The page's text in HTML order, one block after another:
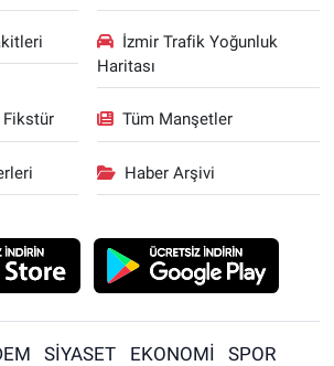
İzmir Trafik Yoğunluk
Haritası
Fikstür Tüm Manşetler
Haber Arşivi
SİYASET EKONOMİ
SPOR